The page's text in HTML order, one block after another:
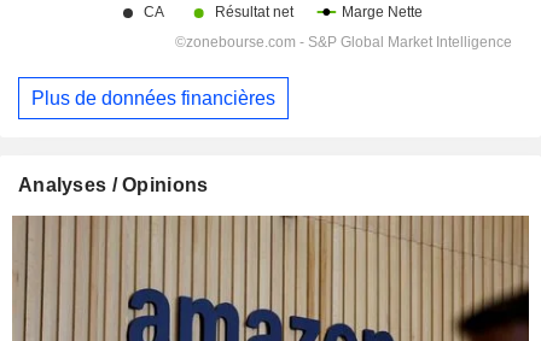
Plus de données financières
Analyses / Opinions